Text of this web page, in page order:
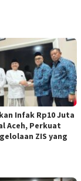
Infak Rp10 Juta
Aceh, Perkuat
ZIS yang